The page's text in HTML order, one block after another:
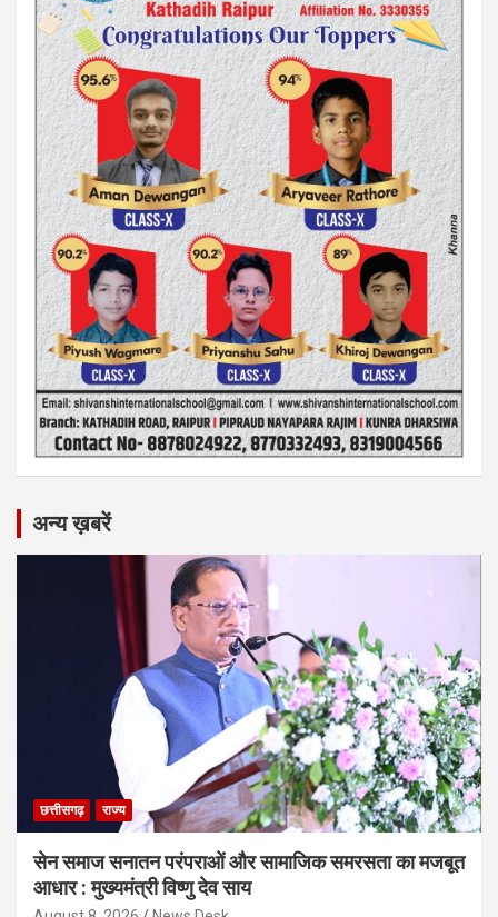
अन्य ख़बरें
छत्तीसगढ़ राज्य
सेन समाज सनातन परंपराओं और सामाजिक समरसता का मजबूत
आधार : मुख्यमंत्री विष्णु देव साय